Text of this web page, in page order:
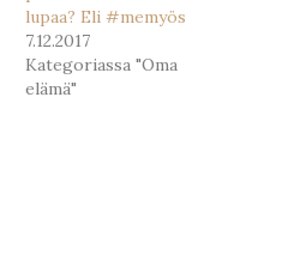
lupaa? Eli #memyös
7.12.2017
Kategoriassa "Oma
elämä"